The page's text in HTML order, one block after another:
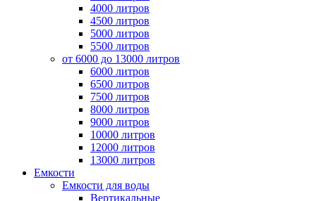
4000 литров
4500 литров
5000 литров
5500 литров
от 6000 до 13000 литров
6000 литров
6500 литров
7500 литров
8000 литров
9000 литров
10000 литров
12000 литров
13000 литров
Емкости
Емкости для воды
Вертикальные